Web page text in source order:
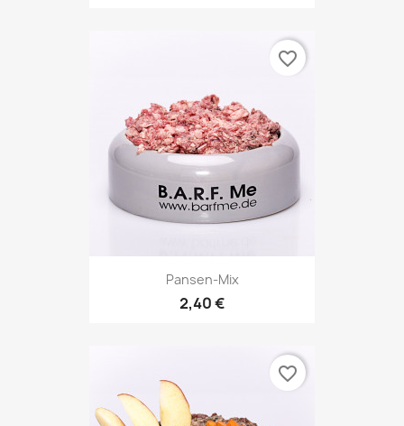
Pansen-Mix
2,40 €
favorite_border
favorite_border